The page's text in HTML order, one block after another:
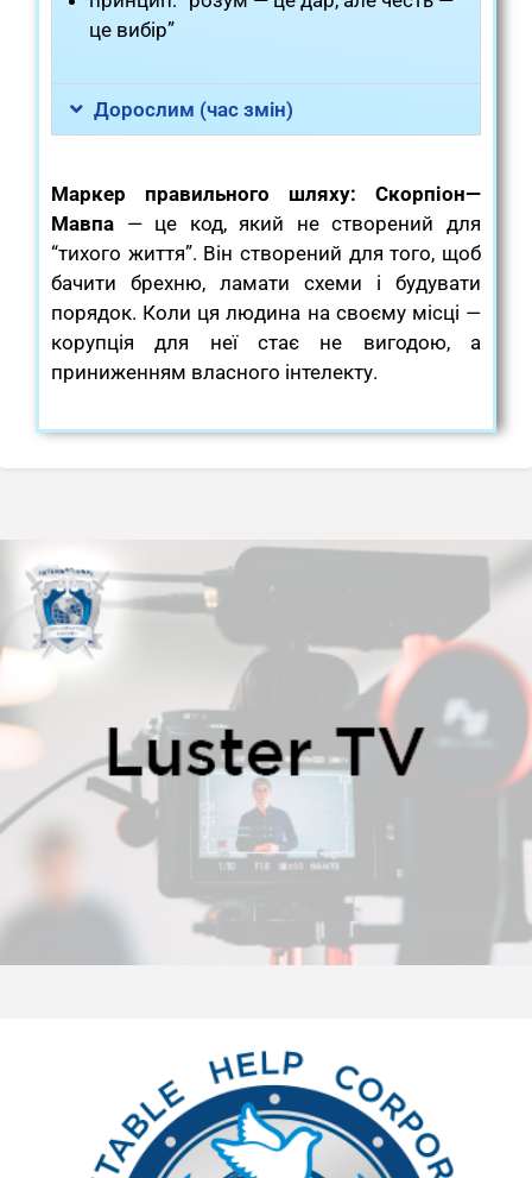
це вибір”
Дорослим (час змін)
Маркер правильного шляху:
Скорпіон—
Мавпа — це код, який не створений для
“тихого життя”. Він створений для того, щоб
бачити брехню, ламати схеми і будувати
порядок. Коли ця людина на своєму місці —
корупція для неї стає не вигодою, а
приниженням власного інтелекту.